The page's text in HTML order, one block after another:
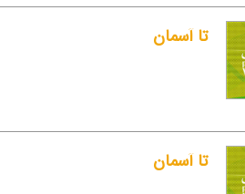
تا آسمان
تا آسمان